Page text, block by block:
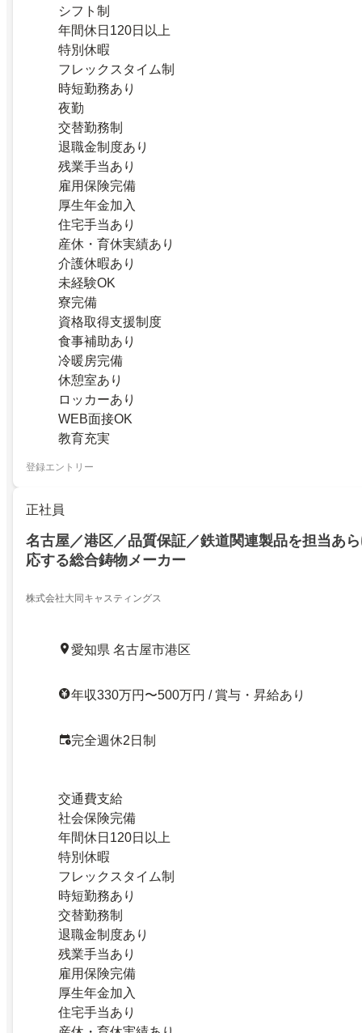
シフト制
年間休日120日以上
特別休暇
フレックスタイム制
時短勤務あり
夜勤
交替勤務制
退職金制度あり
残業手当あり
雇用保険完備
厚生年金加入
住宅手当あり
産休・育休実績あり
介護休暇あり
未経験OK
寮完備
資格取得支援制度
食事補助あり
冷暖房完備
休憩室あり
ロッカーあり
WEB面接OK
教育充実
登録エントリー
正社員
名古屋／港区／品質保証／鉄道関連製品を担当あ
応する総合鋳物メーカー
株式会社大同キャスティングス
愛知県 名古屋市港区
年収330万円〜500万円 / 賞与・昇給あり
完全週休2日制
交通費支給
社会保険完備
年間休日120日以上
特別休暇
フレックスタイム制
時短勤務あり
交替勤務制
退職金制度あり
残業手当あり
雇用保険完備
厚生年金加入
住宅手当あり